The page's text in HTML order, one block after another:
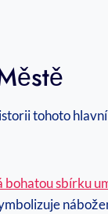
tohoto
bohatou sbírku